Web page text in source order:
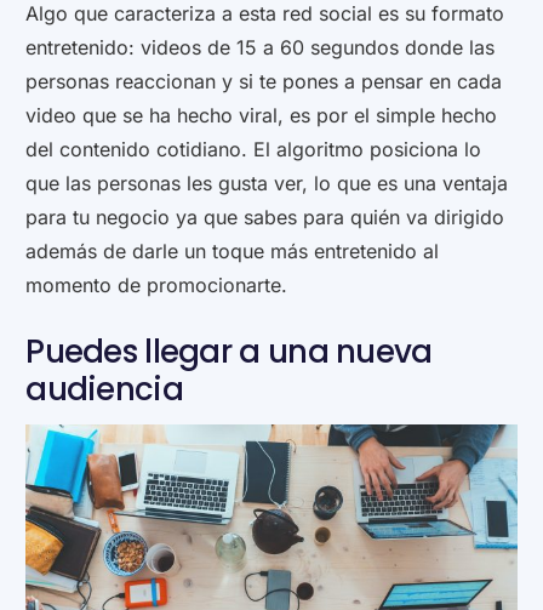
Algo que caracteriza a esta red social es su formato
entretenido: videos de 15 a 60 segundos donde las
personas reaccionan y si te pones a pensar en cada
video que se ha hecho viral, es por el simple hecho
del contenido cotidiano. El algoritmo posiciona lo
que las personas les gusta ver, lo que es una ventaja
para tu negocio ya que sabes para quién va dirigido
además de darle un toque más entretenido al
momento de promocionarte.
Puedes llegar a una nueva
audiencia